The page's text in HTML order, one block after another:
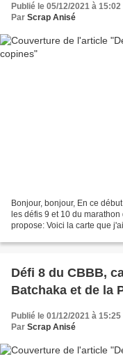
Publié le 05/12/2021 à 15:02
Par Scrap Anisé
Bonjour, bonjour, En ce
les défis 9 et 10 du
propose: Voici la carte que
Défi 8 du CBBB,
Batchaka et de la
Publié le 01/12/2021 à 15:25
Par Scrap Anisé